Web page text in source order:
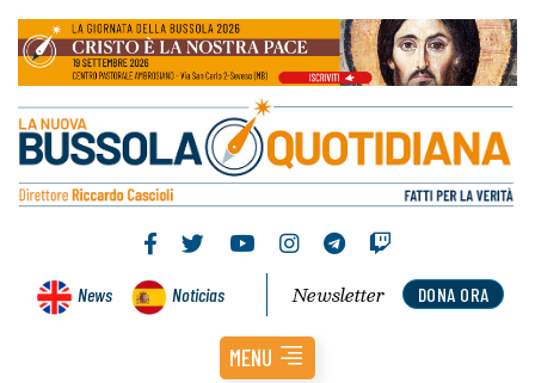
News Noticias DONA ORA
Newsletter
MENU